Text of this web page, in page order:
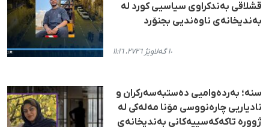
قشلاقی بەندکراوی سیاسیی کورد لە
بەندیخانەی ناوەندیی بجنۆرد
١٠ گەلاوێژ ٢٧٢٦، ١١:١٦
سنە؛ بەردەوامیی دەستبەسەرکران و
نادیاریی چارەنووسی مۆنا مەلەکی لە
ژوورە تاکەکەسییەکانی بەندیخانەی